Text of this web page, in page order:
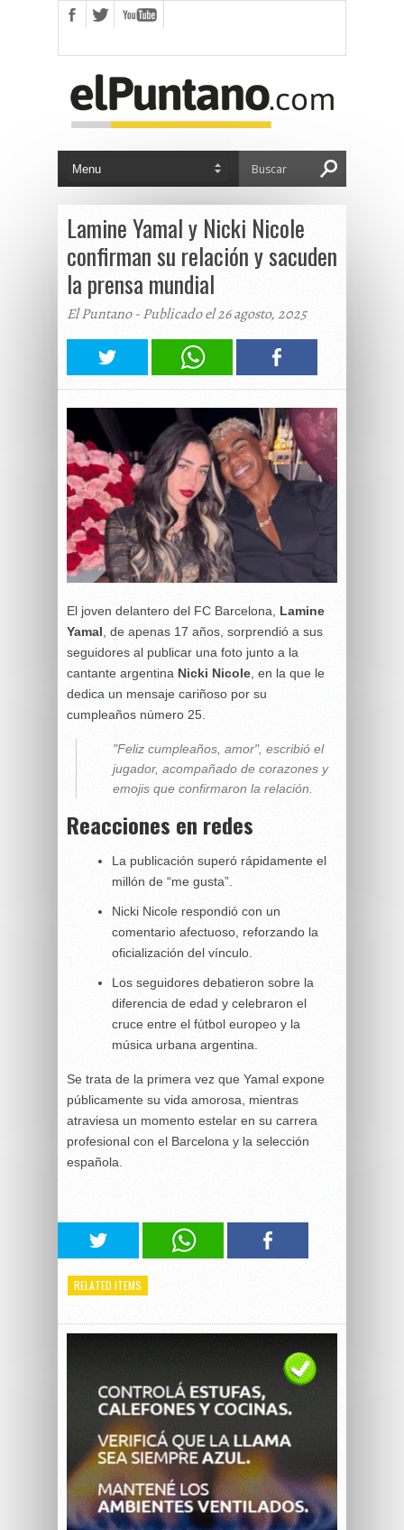
Lamine Yamal y Nicki Nicole
confirman su relación y sacuden
la prensa mundial
El Puntano - Publicado el 26 agosto, 2025
El joven delantero del FC Barcelona, Lamine
Yamal , de apenas 17 años, sorprendió a sus
seguidores al publicar una foto junto a la
cantante argentina Nicki Nicole , en la que le
dedica un mensaje cariñoso por su
cumpleaños número 25.
"Feliz cumpleaños, amor", escribió el
jugador, acompañado de corazones y
emojis que confirmaron la relación.
Reacciones en redes
La publicación superó rápidamente el
millón de “me gusta”.
Nicki Nicole respondió con un
comentario afectuoso, reforzando la
oficialización del vínculo.
Los seguidores debatieron sobre la
diferencia de edad y celebraron el
cruce entre el fútbol europeo y la
música urbana argentina.
Se trata de la primera vez que Yamal expone
públicamente su vida amorosa, mientras
atraviesa un momento estelar en su carrera
profesional con el Barcelona y la selección
española.
RELATED ITEMS